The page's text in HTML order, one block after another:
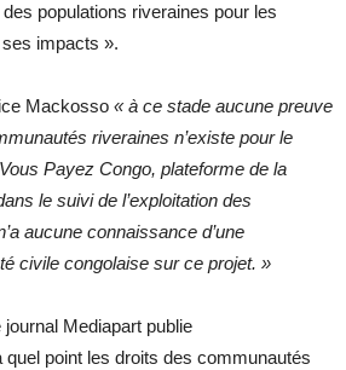
populations riveraines pour les
impacts ».
Mackosso « à ce stade aucune preuve
riveraines n’existe pour le
Payez Congo, plateforme de la
le suivi de l’exploitation des
aucune connaissance d’une
civile congolaise sur ce projet. »
Mediapart publie
quel point les droits des communautés